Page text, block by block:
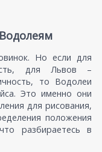
Но если для
для Львов –
то Водолеи
Это именно они
для рисования,
положения
разбираетесь в